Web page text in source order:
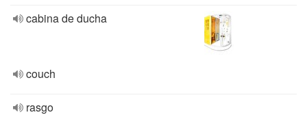
cabina de ducha
couch
rasgo